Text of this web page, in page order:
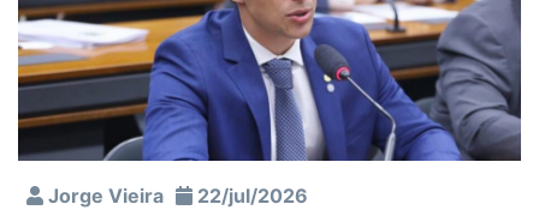
Jorge Vieira 22/jul/2026